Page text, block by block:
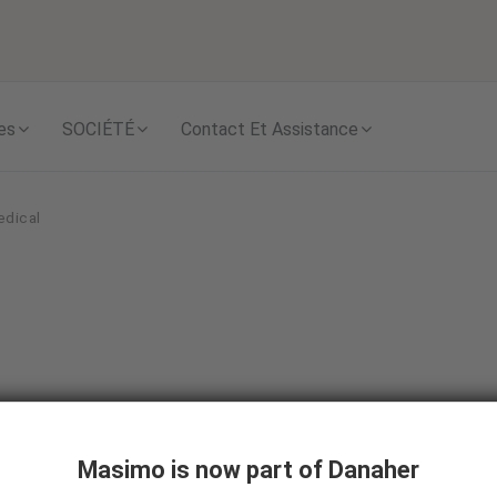
SOCIÉTÉ Contact Et Assistance
Masimo is now part of Danaher